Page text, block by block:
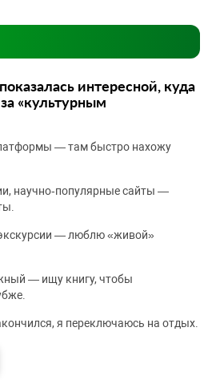
интересной, куда
«культурным
— там быстро нахожу
научно‑популярные сайты —
— люблю «живой»
— ищу книгу, чтобы
я переключаюсь на отдых.